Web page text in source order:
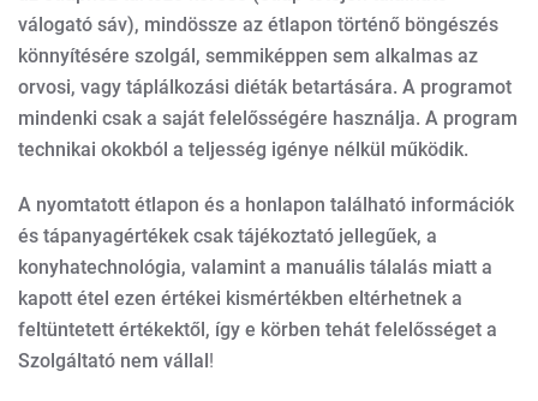
válogató sáv), mindössze az étlapon történő böngészés
könnyítésére szolgál, semmiképpen sem alkalmas az
orvosi, vagy táplálkozási diéták betartására. A programot
mindenki csak a saját felelősségére használja. A program
technikai okokból a teljesség igénye nélkül működik.
A nyomtatott étlapon és a honlapon található információk
és tápanyagértékek csak tájékoztató jellegűek, a
konyhatechnológia, valamint a manuális tálalás miatt a
kapott étel ezen értékei kismértékben eltérhetnek a
feltüntetett értékektől, így e körben tehát felelősséget a
Szolgáltató nem vállal!